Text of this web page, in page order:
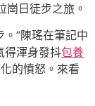
崗日徒步之旅。
”陳瑤在筆記中
得渾身發抖包養
的憤怒。來看